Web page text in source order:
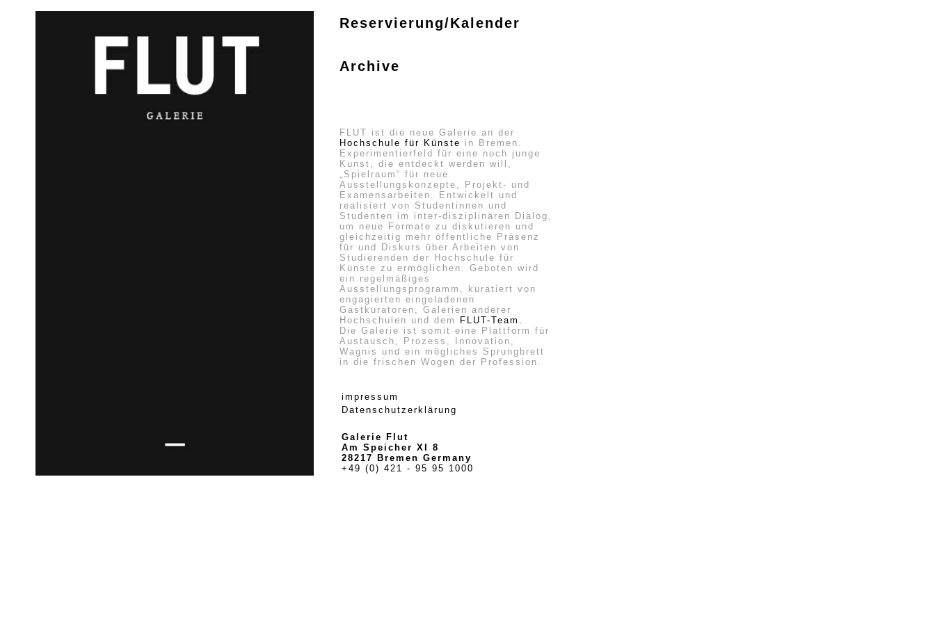
Reservierung/Kalender
Archive
FLUT ist die neue Galerie an der
Hochschule für Künste in Bremen.
Experimentierfeld für eine noch junge
Kunst, die entdeckt werden will,
„Spielraum“ für neue
Ausstellungskonzepte, Projekt- und
Examensarbeiten. Entwickelt und
realisiert von Studentinnen und
Studenten im inter-disziplinären Dialog,
um neue Formate zu diskutieren und
gleichzeitig mehr öffentliche Präsenz
für und Diskurs über Arbeiten von
Studierenden der Hochschule für
Künste zu ermöglichen. Geboten wird
ein regelmäßiges
Ausstellungsprogramm, kuratiert von
engagierten eingeladenen
Gastkuratoren, Galerien anderer
Hochschulen und dem
FLUT-Team.
Die Galerie ist somit eine Plattform für
Austausch, Prozess, Innovation,
Wagnis und ein mögliches Sprungbrett
in die frischen Wogen der Profession.
impressum
Datenschutzerklärung
Galerie Flut
Am Speicher XI 8
28217 Bremen Germany
+49 (0) 421 - 95 95 1000